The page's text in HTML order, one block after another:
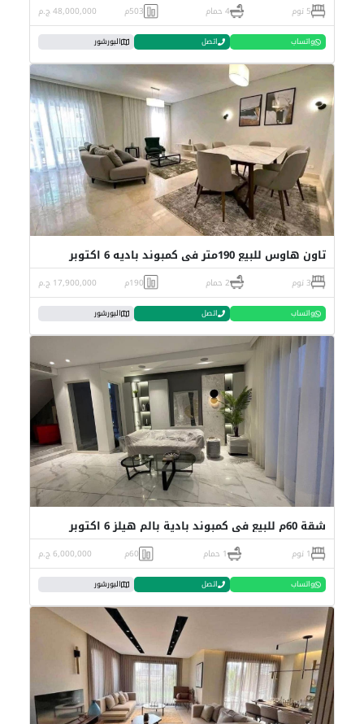
5 نوم 4 حمام 503م 48,000,000 ج.م
واتساب اتصل البورشور
تاون هاوس للبيع 190متر في كمبوند باديه 6 اكتوبر
3 نوم 2 حمام 190م 17,900,000 ج.م
واتساب اتصل البورشور
شقة 60م للبيع في كمبوند بادية بالم هيلز 6 اكتوبر
1 نوم 1 حمام 60م 6,000,000 ج.م
واتساب اتصل البورشور